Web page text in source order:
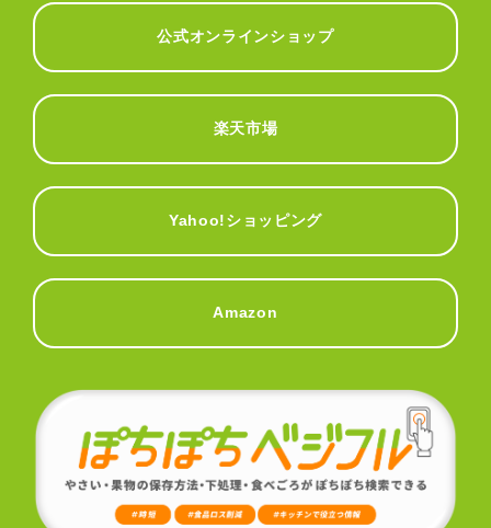
公式オンラインショップ
楽天市場
Yahoo!ショッピング
Amazon